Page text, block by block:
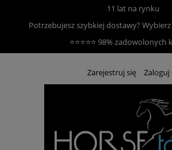
11 lat na rynku
Potrzebujesz szybkiej dostawy? Wybierz
⭐⭐⭐⭐⭐ 98%
Zarejestruj się Zaloguj